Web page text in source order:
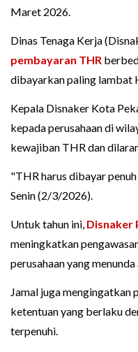
Maret 2026.
Dinas Tenaga Kerja
pembayaran THR
dibayarkan paling lambat
Kepala Disnaker Kota
kepada perusahaan di
kewajiban THR dan
"THR harus dibayar
Senin (2/3/2026).
Untuk tahun ini, Disnaker
meningkatkan
perusahaan yang
Jamal juga mengingatkan
ketentuan yang berlaku
terpenuhi.